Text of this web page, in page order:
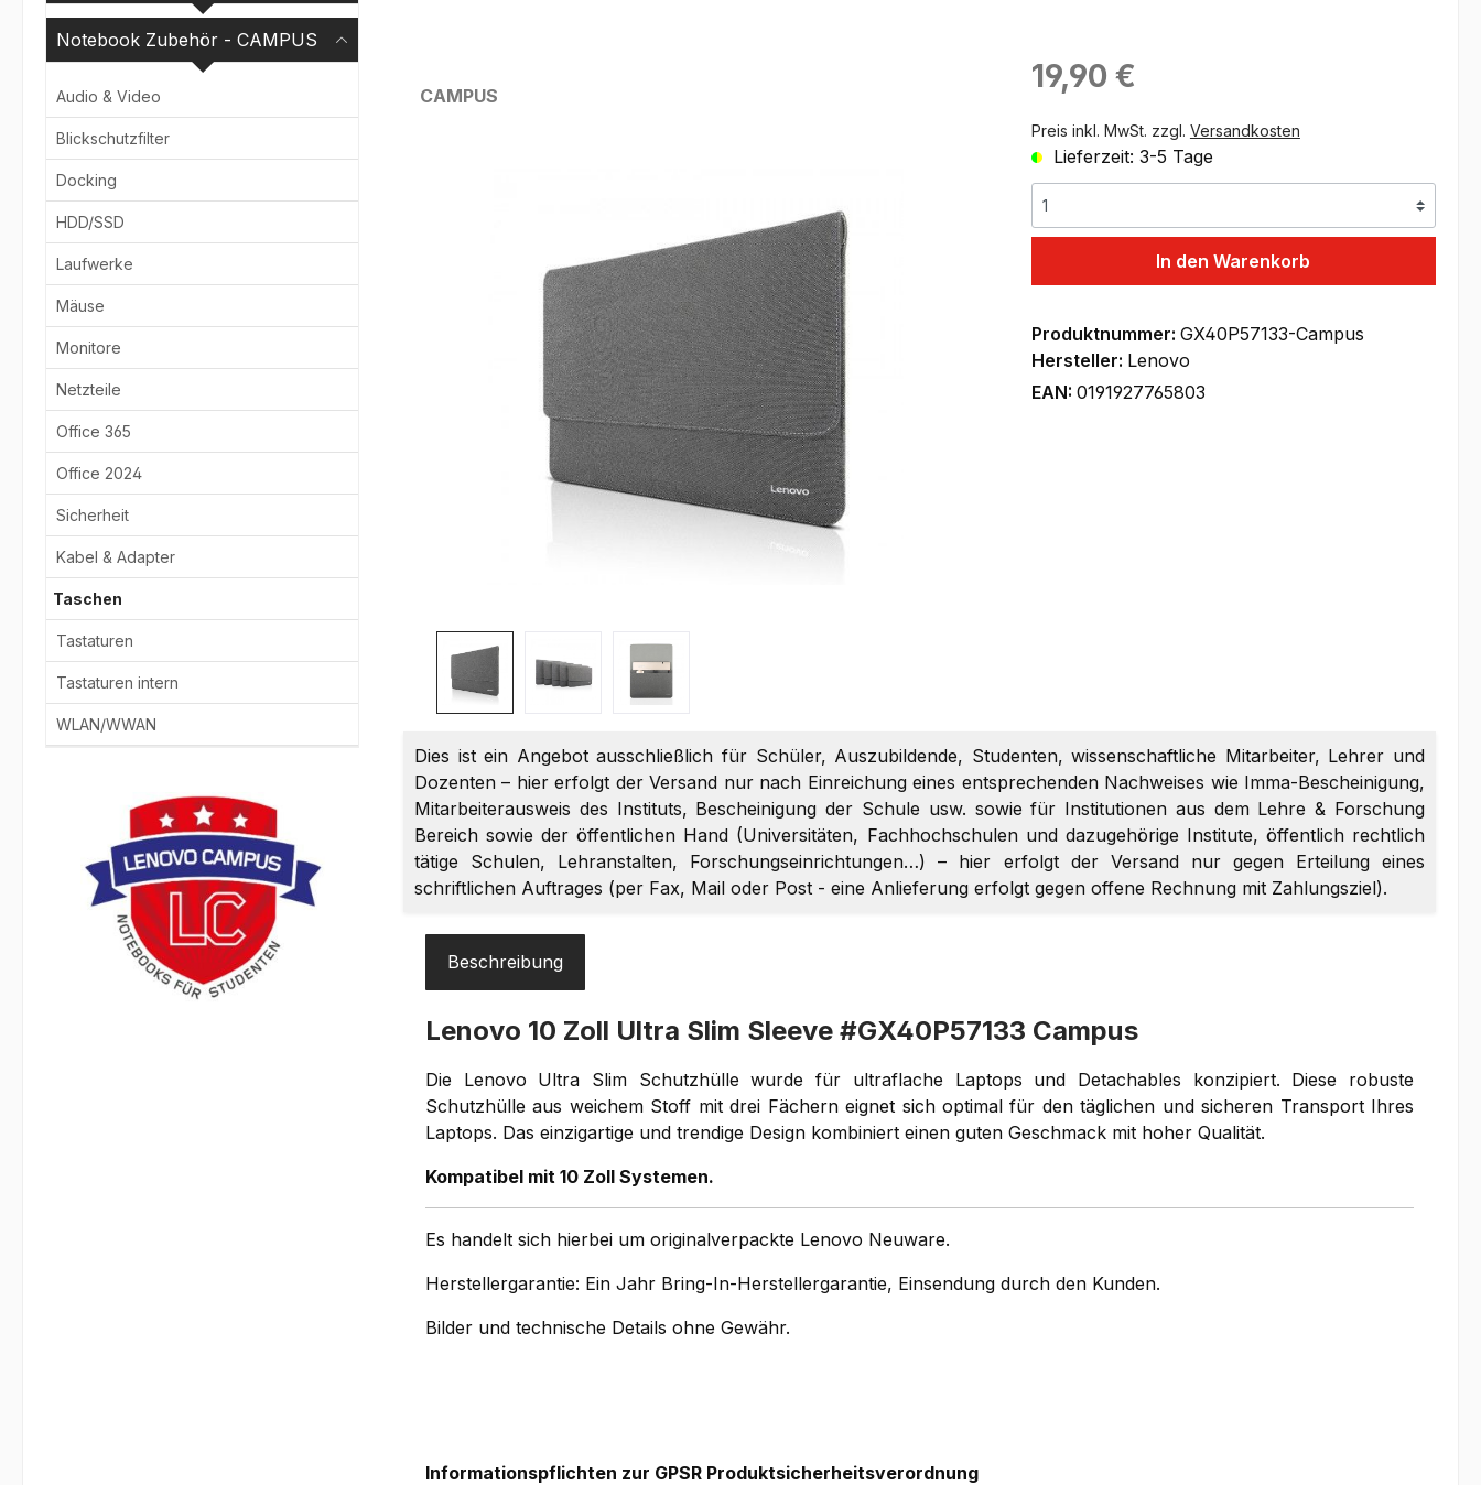
Notebook Zubehör - CAMPUS
Audio & Video
Blickschutzfilter
Docking
HDD/SSD
Laufwerke
Mäuse
Monitore
Netzteile
Office 365
Office 2024
Sicherheit
Kabel & Adapter
Taschen
Tastaturen
Tastaturen intern
WLAN/WWAN
CAMPUS
Regulärer Preis:
19,90 €
Preis inkl. MwSt. zzgl. Versandkosten
Lieferzeit: 3-5 Tage
In den Warenkorb
Produktnummer: GX40P57133-Campus
Hersteller: Lenovo
EAN: 0191927765803
Dies ist ein Angebot ausschließlich für Schüler, Auszubildende, Studenten, wissenschaftliche Mitarbeiter, Lehrer und
Dozenten – hier erfolgt der Versand nur nach Einreichung eines entsprechenden Nachweises wie Imma-Bescheinigung,
Mitarbeiterausweis des Instituts, Bescheinigung der Schule usw. sowie für Institutionen aus dem Lehre & Forschung
Bereich sowie der öffentlichen Hand (Universitäten, Fachhochschulen und dazugehörige Institute, öffentlich rechtlich
tätige Schulen, Lehranstalten, Forschungseinrichtungen…) – hier erfolgt der Versand nur gegen Erteilung eines
schriftlichen Auftrages (per Fax, Mail oder Post - eine Anlieferung erfolgt gegen offene Rechnung mit Zahlungsziel).
Beschreibung
Lenovo 10 Zoll Ultra Slim Sleeve #GX40P57133 Campus
Die Lenovo Ultra Slim Schutzhülle wurde für ultraflache Laptops und Detachables konzipiert. Diese robuste
Schutzhülle aus weichem Stoff mit drei Fächern eignet sich optimal für den täglichen und sicheren Transport Ihres
Laptops. Das einzigartige und trendige Design kombiniert einen guten Geschmack mit hoher Qualität.
Kompatibel mit 10 Zoll Systemen.
Es handelt sich hierbei um originalverpackte Lenovo Neuware.
Herstellergarantie: Ein Jahr Bring-In-Herstellergarantie, Einsendung durch den Kunden.
Bilder und technische Details ohne Gewähr.
Informationspflichten zur GPSR Produktsicherheitsverordnung